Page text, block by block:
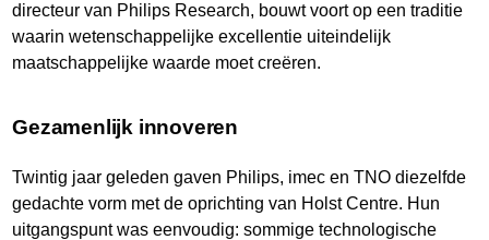
directeur van Philips Research, bouwt voort op een traditie
waarin wetenschappelijke excellentie uiteindelijk
maatschappelijke waarde moet creëren.
Gezamenlijk innoveren
Twintig jaar geleden gaven Philips, imec en TNO diezelfde
gedachte vorm met de oprichting van Holst Centre. Hun
uitgangspunt was eenvoudig: sommige technologische